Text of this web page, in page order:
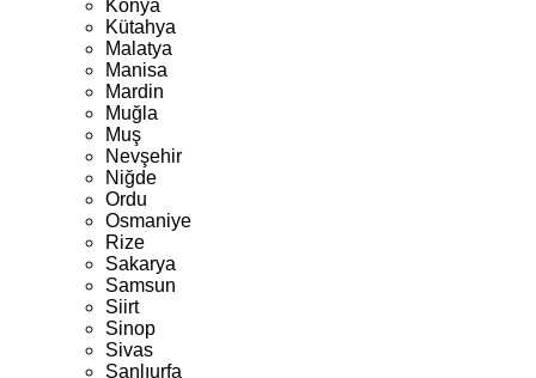
Konya
Kütahya
Malatya
Manisa
Mardin
Muğla
Muş
Nevşehir
Niğde
Ordu
Osmaniye
Rize
Sakarya
Samsun
Siirt
Sinop
Sivas
Şanlıurfa